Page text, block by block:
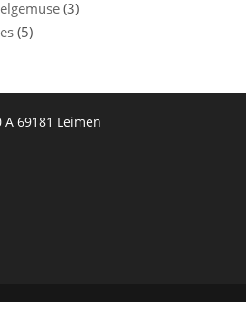
(3)
(5)
69181 Leimen